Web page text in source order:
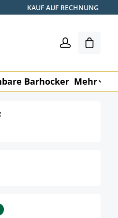
KAUF AUF RECHNUNG
Barhocker Mehr